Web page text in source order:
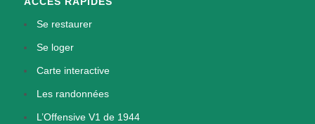
Se restaurer
Se loger
Carte interactive
Les randonnées
L’Offensive V1 de 1944